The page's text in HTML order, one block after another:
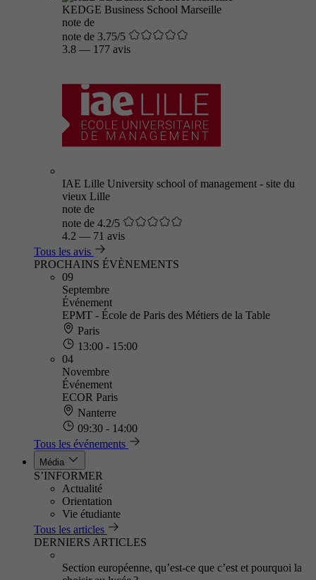
KEDGE Business School Marseille
note de
note de 3.75/5
3.8 — 177 avis
IAE Lille University school of management - site du
vieux Lille
note de
note de 4.2/5
4.2 — 71 avis
Tous les avis
PROCHAINS ÉVÈNEMENTS
09
Septembre
Événement
EPMT - École de Paris des Métiers de la Table
Paris
13:00 - 15:00
04
Novembre
Événement
ECOR Paris
Nanterre
09:30 - 14:00
Tous les événements
Média
S’INFORMER
Actualité
Orientation
Vie étudiante
Tous les articles
DERNIERS ARTICLES
Section européenne, qu’est-ce que c’est et pourquoi la